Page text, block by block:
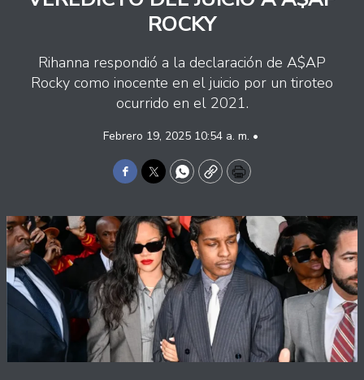
ROCKY
Rihanna respondió a la declaración de A$AP
Rocky como inocente en el juicio por un tiroteo
ocurrido en el 2021.
Febrero 19, 2025 10:54 a. m. •
Facebook
TwitterWhatsApp
CopyPrint